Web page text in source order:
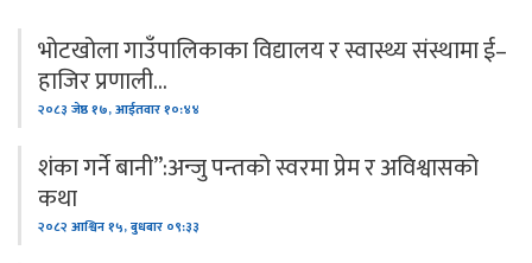
भोटखोला गाउँपालिकाका विद्यालय र स्वास्थ्य संस्थामा ई–
हाजिर प्रणाली…
२०८३ जेष्ठ १७, आईतवार १०:४४
शंका गर्ने बानी”:अन्जु पन्तको स्वरमा प्रेम र अविश्वासको
कथा
२०८२ आश्विन १५, बुधबार ०९:३३